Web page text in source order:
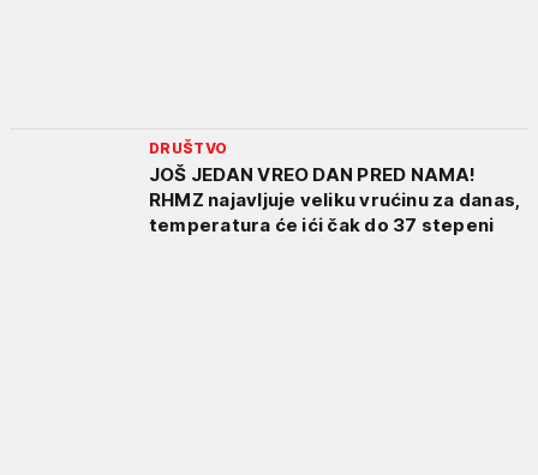
DRUŠTVO
JOŠ JEDAN VREO DAN PRED NAMA!
RHMZ najavljuje veliku vrućinu za danas,
temperatura će ići čak do 37 stepeni